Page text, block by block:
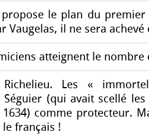
propose le plan du premier
Vaugelas, il ne sera achevé
atteignent le
Les «
Séguier (qui avait scellé
1634) comme protecteur.
le français !